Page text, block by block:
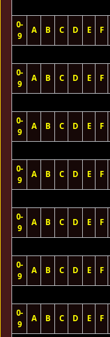
0-
9
A B C D E F
0-
9
A B C D E F
0-
9
A B C D E F
0-
9
A B C D E F
0-
9
A B C D E F
0-
9
A B C D E F
0-
9
A B C D E F